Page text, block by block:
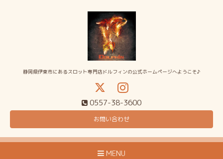
静岡県伊東市にあるスロット専門店ドルフィンの公式ホームページへようこそ♪
0557-38-3600
お問い合わせ
MENU